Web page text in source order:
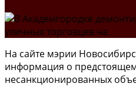
На сайте мэрии
информация о
несанкционированных